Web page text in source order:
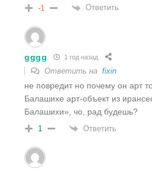
-1 Ответить
gggg 1 год назад
Ответить на fixin
не повредит но почему он арт
Балашихе арт-объект из
Балашихи», чо, рад будешь?
1 Ответить